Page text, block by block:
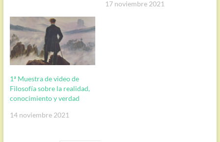
17 noviembre 2021
1ª Muestra de video de
Filosofía sobre la realidad,
conocimiento y verdad
14 noviembre 2021